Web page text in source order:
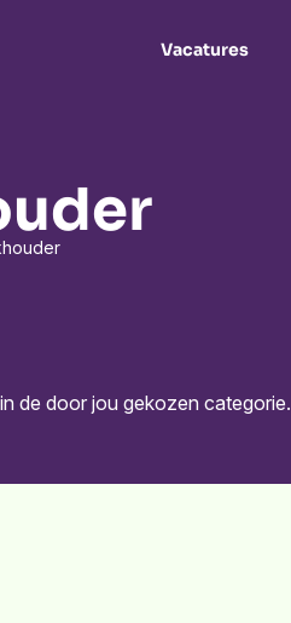
Vacatures
de door jou gekozen categorie.